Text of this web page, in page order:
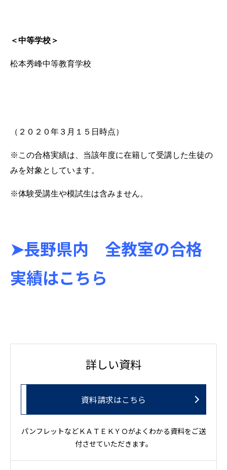
＜中等学校＞
松本秀峰中等教育学校
（２０２０年３月１５日時点）
※この合格実績は、当該年度に在籍して受講した生徒の
みを対象としています。
※体験受講生や模試生は含みません。
➤長野県内 全教室の合格
実績はこちら
詳しい資料
資料請求はこちら
パンフレットなどＫＡＴＥＫＹＯがよくわかる資料をご送
付させていただきます。